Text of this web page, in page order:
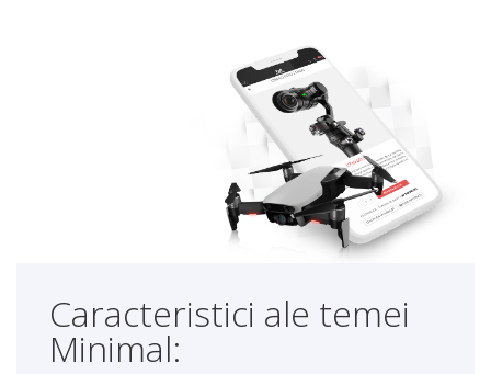
Caracteristici ale temei
Minimal: